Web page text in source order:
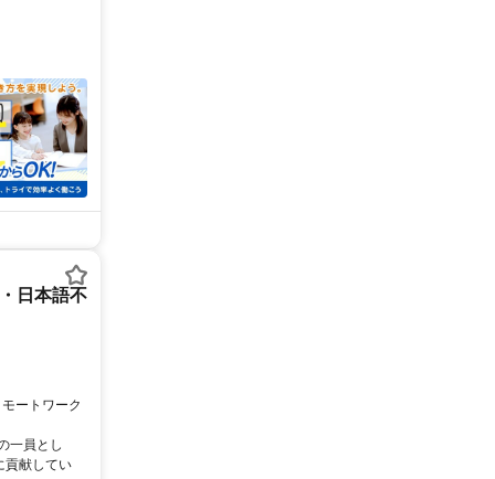
日本語不
ートワーク
一員とし
貢献してい